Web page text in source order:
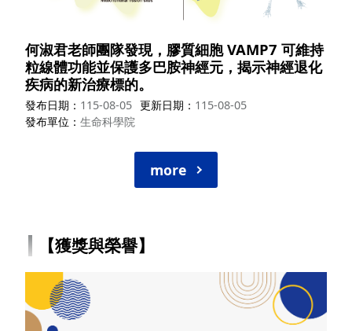
何淑君老師團隊發現，膠質細胞 VAMP7 可維持
粒線體功能並保護多巴胺神經元，揭示神經退化
疾病的新治療標的。
發布日期 115-08-05 更新日期
115-08-05
發布單位
生命科學院
more
【獲獎與榮譽】